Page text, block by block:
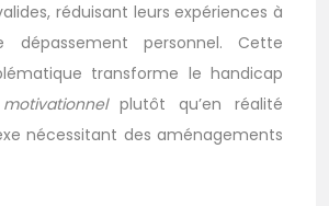
réduisant leurs expériences à
personnel. Cette
transforme le handicap
plutôt qu’en réalité
nécessitant des aménagements